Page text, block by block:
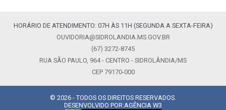
HORÁRIO DE ATENDIMENTO: 07H ÀS 11H (SEGUNDA A SEXTA-FEIRA)
OUVIDORIA@SIDROLANDIA.MS.GOV.BR
(67) 3272-8745
RUA SÃO PAULO, 964 - CENTRO - SIDROLÂNDIA/MS
CEP 79170-000
© 2026 - TODOS OS DIREITOS RESERVADOS.
DESENVOLVIDO POR:AGÊNCIA W3